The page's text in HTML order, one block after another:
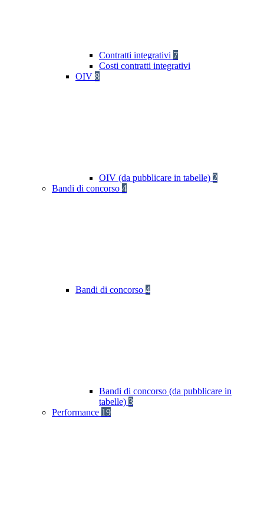
Contratti integrativi 7
Costi contratti integrativi
OIV 8
OIV (da pubblicare in tabelle) 2
Bandi di concorso 4
Bandi di concorso 4
Bandi di concorso (da pubblicare in
tabelle) 3
Performance 19